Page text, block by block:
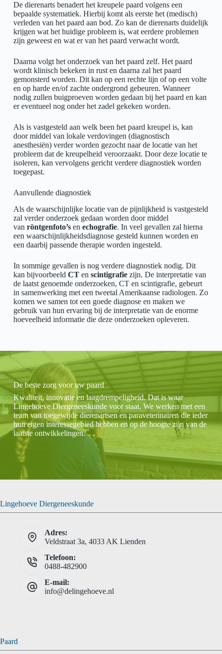
De dierenarts benadert het kreupele paard volgens een
bepaalde systematiek. Hierbij komt als eerste het (medisch)
verleden van het paard aan bod. Zo kan de dierenarts duidelijk
krijgen wat het huidige probleem is, wat eerdere problemen
zijn geweest en wat er van het paard verwacht wordt.
Daarna volgt het onderzoek van het paard zelf. Het paard
wordt klinisch bekeken in rust en daarna zal het paard
gemonsterd worden. Dit kan op een rechte lijn of op een volte
en op harde en/of zachte ondergrond gebeuren. Wanneer
nodig zullen buigproeven worden gedaan bij het paard en kan
er eventueel nog onder het zadel gekeken worden.
Als is vastgesteld aan welk been het paard kreupel is, kan
door middel van lokale verdovingen (diagnostisch
anesthesiën) verder worden gezocht naar de locatie van het
probleem dat de kreupelheid veroorzaakt. Door deze locatie te
isoleren, kan vervolgens gericht verdere diagnostiek worden
toegepast.
Aanvullende diagnostiek
Als de waarschijnlijke locatie van de pijnlijkheid is vastgesteld
zal verder onderzoek gedaan worden door middel
van röntgenfoto’sen echografie. In veel gevallen zal hierna
een waarschijnlijkheidsdiagnose gesteld kunnen worden en
een daarbij passende therapie worden ingesteld.
In sommige gevallen is nog verdere diagnostiek nodig. Dit
kan bijvoorbeeld CT en scintigrafie zijn. De interpretatie van
de laatst genoemde onderzoeken, CT en scintigrafie, gebeurt
in samenwerking met een tweetal Amerikaanse radiologen. Zo
komen we samen tot een goede diagnose en maken we
gebruik van hun ervaring bij de interpretatie van de enorme
hoeveelheid informatie die deze onderzoeken opleveren.
De beste zorg voor uw paard
Kwaliteit, innovatie en laagdrempeligheid. Dat is waar
Lingehoeve Diergeneeskunde voor staat. We werken met een
team van toegewijde dierenartsen en paraveterinairen die ieder
hun eigen interessegebied hebben en op de hoogte zijn van de
laatste ontwikkelingen.
Lingehoeve Diergeneeskunde
Adres:
Veldstraat 3a, 4033 AK Lienden
Telefoon:
0488-482900
E-mail:
info@delingehoeve.nl
Paard